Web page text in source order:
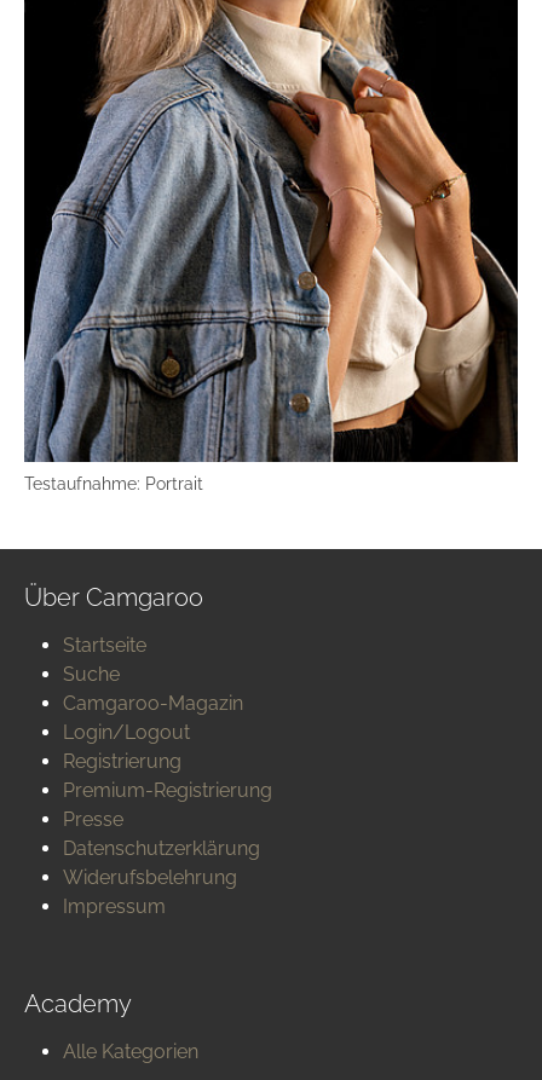
Testaufnahme: Portrait
Über Camgaroo
Startseite
Suche
Camgaroo-Magazin
Login/Logout
Registrierung
Premium-Registrierung
Presse
Datenschutzerklärung
Widerufsbelehrung
Impressum
Academy
Alle Kategorien